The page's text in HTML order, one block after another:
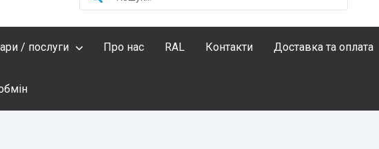
/ послуги Про нас RAL Контакти Доставка та оплата